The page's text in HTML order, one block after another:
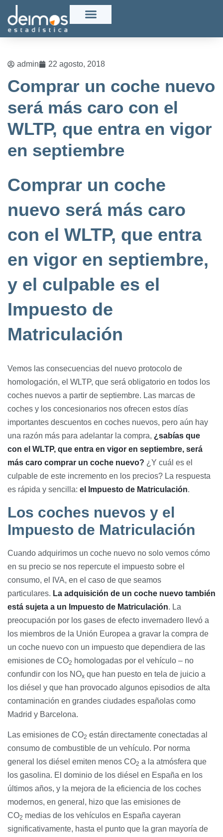
admin 22 agosto, 2018
Comprar un coche nuevo
será más caro con el
WLTP, que entra en vigor
en septiembre
Comprar un coche
nuevo será más caro
con el WLTP, que entra
en vigor en septiembre,
y el culpable es el
Impuesto de
Matriculación
Vemos las consecuencias del nuevo protocolo de
homologación, el WLTP, que será obligatorio en todos los
coches nuevos a partir de septiembre. Las marcas de
coches y los concesionarios nos ofrecen estos días
importantes descuentos en coches nuevos, pero aún hay
una razón más para adelantar la compra, ¿sabías que
con el WLTP, que entra en vigor en septiembre, será
más caro comprar un coche nuevo? ¿Y cuál es el
culpable de este incremento en los precios? La respuesta
es rápida y sencilla: el Impuesto de Matriculación.
Los coches nuevos y el
Impuesto de Matriculación
Cuando adquirimos un coche nuevo no solo vemos cómo
en su precio se nos repercute el impuesto sobre el
consumo, el IVA, en el caso de que seamos
particulares. La adquisición de un coche nuevo también
está sujeta a un Impuesto de Matriculación. La
preocupación por los gases de efecto invernadero llevó a
los miembros de la Unión Europea a gravar la compra de
un coche nuevo con un impuesto que dependiera de las
emisiones de CO2 homologadas por el vehículo – no
confundir con los NOx que han puesto en tela de juicio a
los diésel y que han provocado algunos episodios de alta
contaminación en grandes ciudades españolas como
Madrid y Barcelona.
Las emisiones de CO2 están directamente conectadas al
consumo de combustible de un vehículo. Por norma
general los diésel emiten menos CO2 a la atmósfera que
los gasolina. El dominio de los diésel en España en los
últimos años, y la mejora de la eficiencia de los coches
modernos, en general, hizo que las emisiones de
CO2 medias de los vehículos en España cayeran
significativamente, hasta el punto que la gran mayoría de